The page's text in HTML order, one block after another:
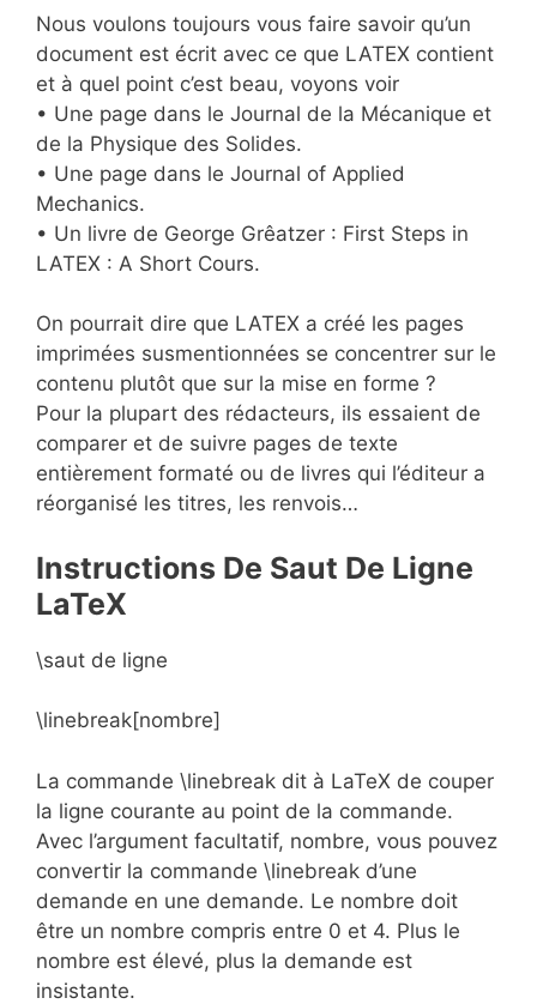
Nous voulons toujours vous faire savoir qu’un
document est écrit avec ce que LATEX contient
et à quel point c’est beau, voyons voir
• Une page dans le Journal de la Mécanique et
de la Physique des Solides.
• Une page dans le Journal of Applied
Mechanics.
• Un livre de George Grêatzer : First Steps in
LATEX : A Short Cours.
On pourrait dire que LATEX a créé les pages
imprimées susmentionnées se concentrer sur le
contenu plutôt que sur la mise en forme ?
Pour la plupart des rédacteurs, ils essaient de
comparer et de suivre pages de texte
entièrement formaté ou de livres qui l’éditeur a
réorganisé les titres, les renvois…
Instructions De Saut De Ligne
LaTeX
\saut de ligne
\linebreak[nombre]
La commande \linebreak dit à LaTeX de couper
la ligne courante au point de la commande.
Avec l’argument facultatif, nombre, vous pouvez
convertir la commande \linebreak d’une
demande en une demande. Le nombre doit
être un nombre compris entre 0 et 4. Plus le
nombre est élevé, plus la demande est
insistante.